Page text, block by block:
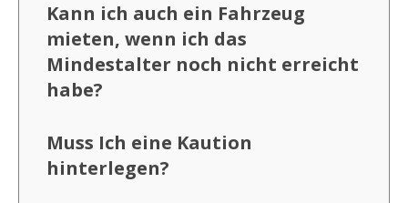
Kann ich auch ein Fahrzeug
mieten, wenn ich das
Mindestalter noch nicht erreicht
habe?
Muss Ich eine Kaution
hinterlegen?